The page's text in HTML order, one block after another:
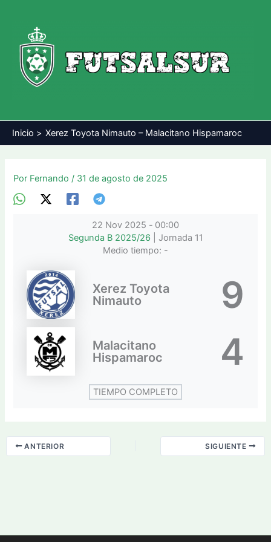
contenido
Inicio Xerez Toyota Nimauto – Malacitano Hispamaroc
Por Fernando/ 31 de agosto de 2025
22 Nov 2025 - 00:00
Segunda B 2025/26
| Jornada 11
Medio tiempo: -
Xerez Toyota
Nimauto
9
Malacitano
Hispamaroc
4
TIEMPO COMPLETO
ANTERIOR SIGUIENTE